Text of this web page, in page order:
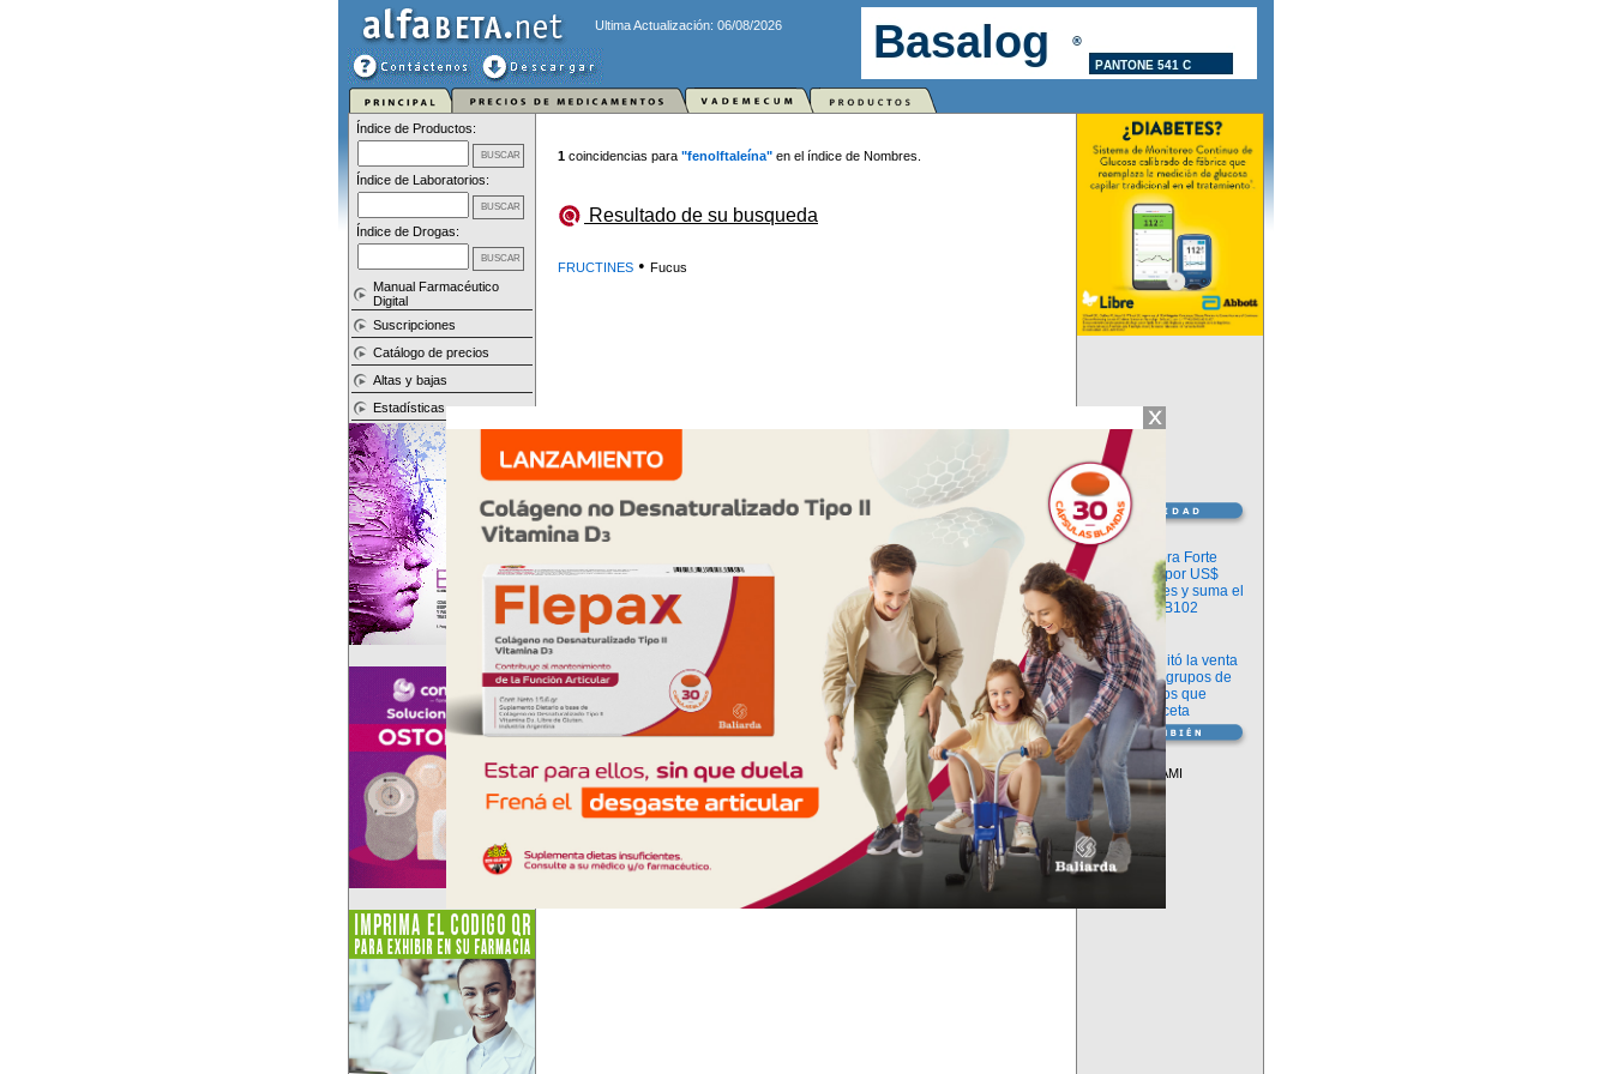
Ultima Actualización: 06/08/2026
Índice de Productos:
Índice de Laboratorios:
Índice de Drogas:
Manual Farmacéutico
Digital
Suscripciones
Catálogo de precios
Altas y bajas
Estadísticas
1 coincidencias para "fenolftaleína" en el índice de Nombres.
Resultado de su busqueda
FRUCTINES • Fucus
Información
argenx compra Forte
Biosciences por US$
2.200 millones y suma el
anticuerpo FB102
Información
ANMAT habilitó la venta
libre de diez grupos de
medicamentos que
requerían receta
Vademécum
Descuentos PAMI